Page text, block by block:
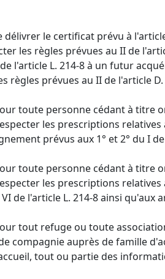
délivrer le certificat prévu à
les règles prévues au II de
l'article L. 214-8 à un futur
règles prévues au II de l'article D.
toute personne cédant à titre
les prescriptions
prévus aux 1° et 2° du I
toute personne cédant à titre
les prescriptions
de l'article L. 214-8 ainsi qu'aux
tout refuge ou toute
compagnie auprès de famille
tout ou partie des